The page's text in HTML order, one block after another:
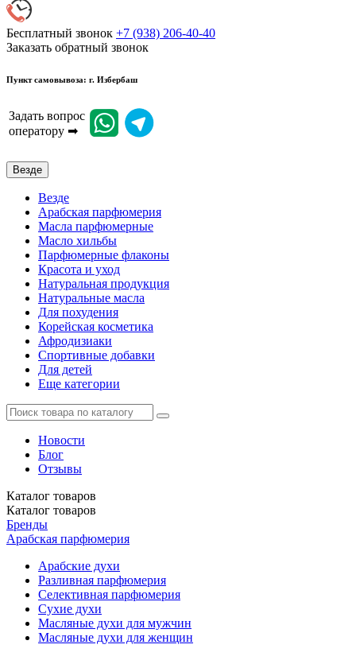
Бесплатный звонок +7 (938) 206-40-40
Заказать обратный звонок
Пункт самовывоза: г. Избербаш
Задать вопрос
оператору ➡
Везде
Везде
Арабская парфюмерия
Масла парфюмерные
Масло хильбы
Парфюмерные флаконы
Красота и уход
Натуральная продукция
Натуральные масла
Для похудения
Корейская косметика
Афродизиаки
Спортивные добавки
Для детей
Еще категории
Новости
Блог
Отзывы
Каталог товаров
Каталог товаров
Бренды
Арабская парфюмерия
Арабские духи
Разливная парфюмерия
Селективная парфюмерия
Сухие духи
Масляные духи для мужчин
Масляные духи для женщин